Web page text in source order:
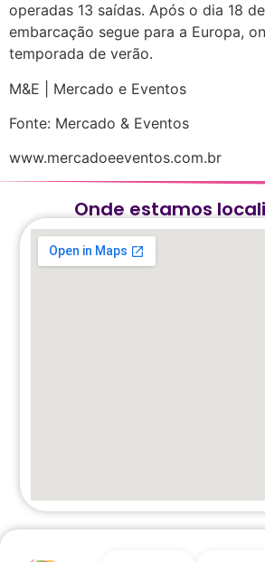
operadas 13 saídas. Após o dia 18
embarcação segue para a Europa,
temporada de verão.
M&E | Mercado e Eventos
Fonte: Mercado & Eventos
www.mercadoeeventos.com.br
Onde estamos